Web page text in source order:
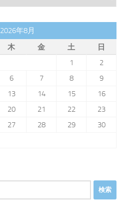
2026年8月
木 金 土
日
1
2
6 7 8
9
13 14 15
16
20 21 22
23
27 28 29
30